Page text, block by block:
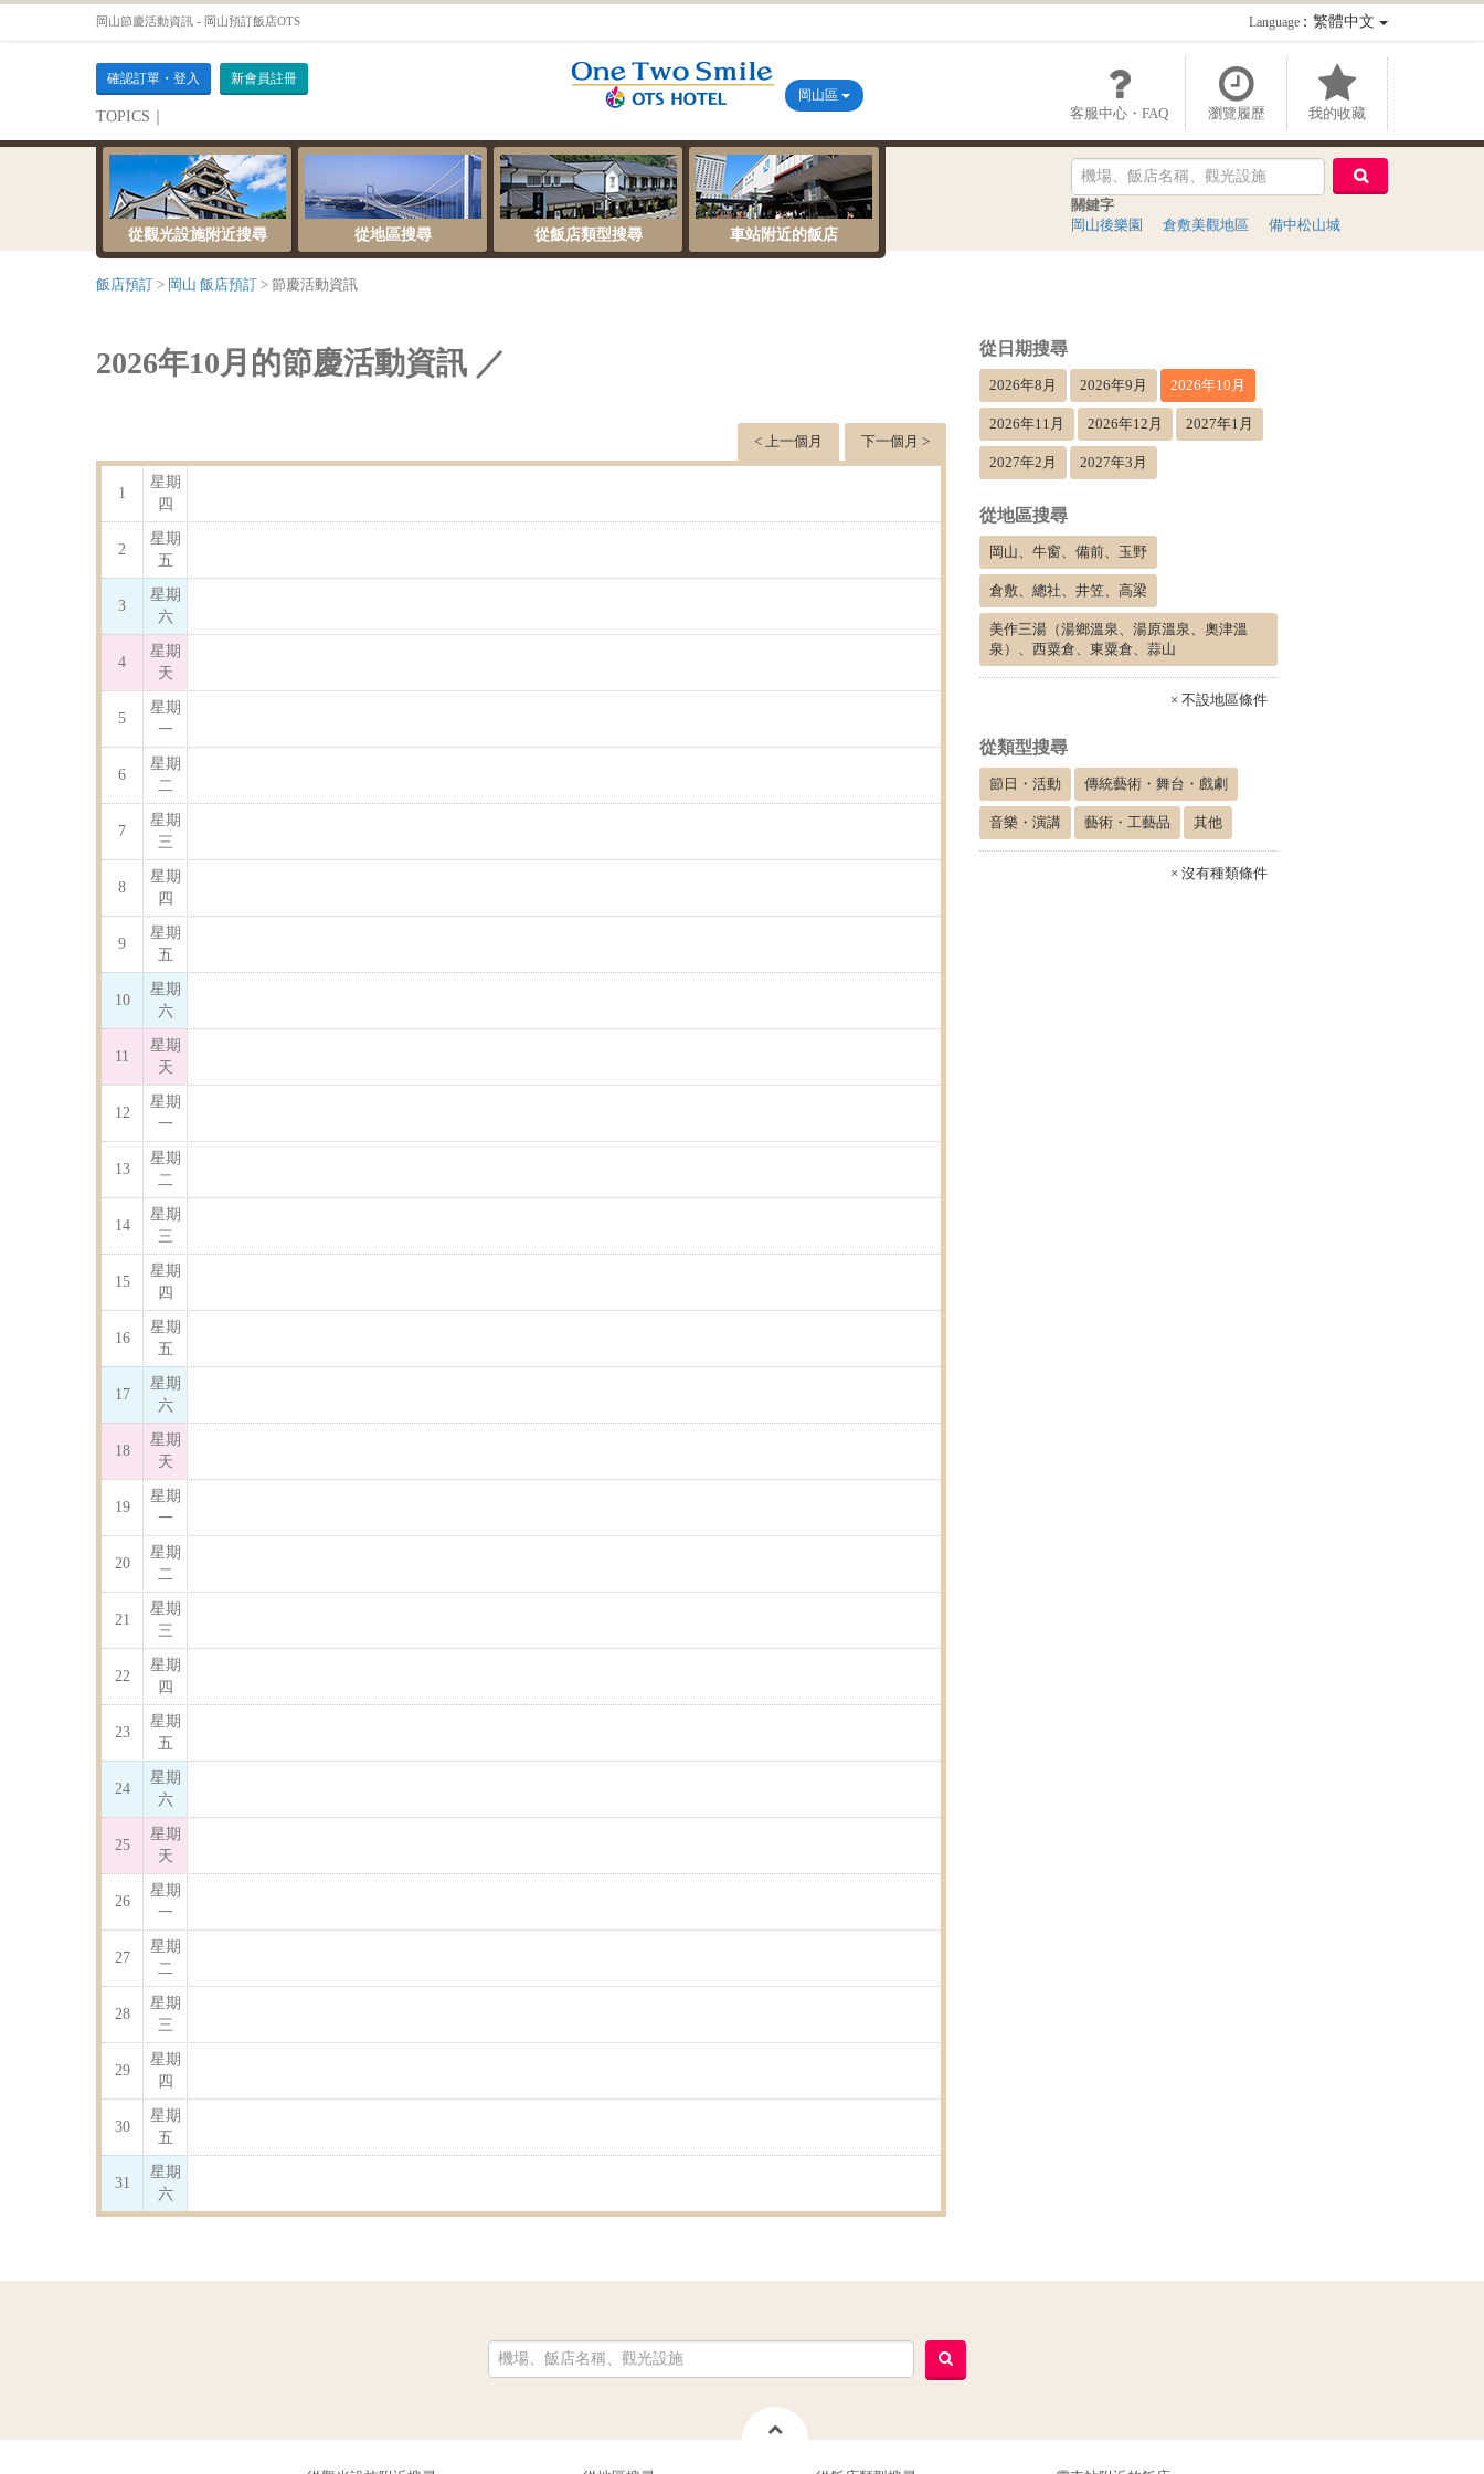
岡山節慶活動資訊 - 岡山預訂飯店OTS Language：繁體中文
確認訂單・登入 新會員註冊
TOPICS｜
伺服器維護公告
客服中心・FAQ 瀏覽履歷 我的收藏
岡山區
從觀光設施附近搜尋 從地區搜尋 從飯店類型搜尋 車站附近的飯店
關鍵字
岡山後樂園
倉敷美觀地區 備中松山城
飯店預訂 岡山 飯店預訂 節慶活動資訊
2026年10月的節慶活動資訊 ／
下一個月 >
< 上一個月
1
星期
四
2
星期
五
3
星期
六
4
星期
天
5
星期
一
6
星期
二
7
星期
三
8
星期
四
9
星期
五
10
星期
六
11
星期
天
12
星期
一
13
星期
二
14
星期
三
15
星期
四
16
星期
五
17
星期
六
18
星期
天
19
星期
一
20
星期
二
21
星期
三
22
星期
四
23
星期
五
24
星期
六
25
星期
天
26
星期
一
27
星期
二
28
星期
三
29
星期
四
30
星期
五
31
星期
六
從日期搜尋
2026年8月 2026年9月 2026年10月
2026年11月 2026年12月 2027年1月
2027年2月 2027年3月
從地區搜尋
岡山、牛窗、備前、玉野
倉敷、總社、井笠、高梁
美作三湯（湯鄉溫泉、湯原溫泉、奧津溫
泉）、西粟倉、東粟倉、蒜山
× 不設地區條件
從類型搜尋
節日・活動 傳統藝術・舞台・戲劇
音樂・演講 藝術・工藝品 其他
× 沒有種類條件